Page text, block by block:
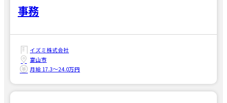
事務
イズミ株式会社
富山市
月給 17.3〜24.0万円